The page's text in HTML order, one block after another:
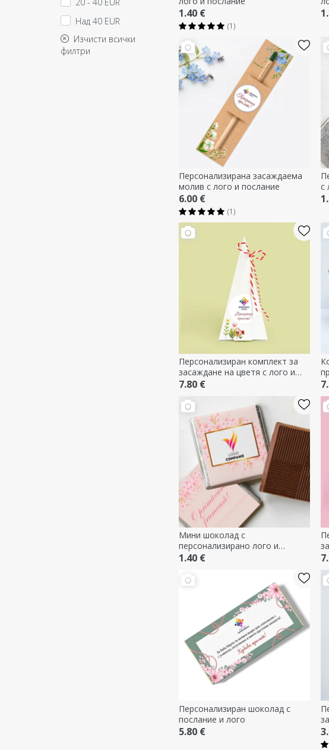
Над 40 EUR
Изчисти всички
филтри
1.40 €
(1)
Персонализирана засаждаема
молив с лого и послание
6.00 €
(1)
с
Персонализиран комплект за
засаждане на цветя с лого и
послание
7.80 €
Мини шоколад с
персонализирано лого и
послание - Пролет
1.40 €
Персонализиран шоколад с
послание и лого
5.80 €